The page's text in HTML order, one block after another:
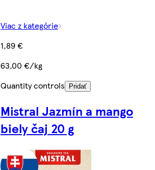
Viac z kategórie
1,89 €
63,00 €/kg
Quantity controls
Pridať
Mistral Jazmín a mango
biely čaj 20 g